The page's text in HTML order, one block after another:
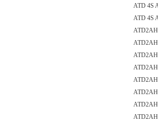
ATD 4S
ATD 4S